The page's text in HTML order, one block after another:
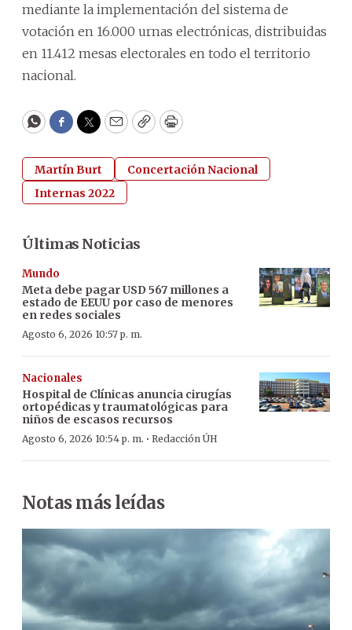
mediante la implementación del sistema de
votación en 16.000 urnas electrónicas, distribuidas
en 11.412 mesas electorales en todo el territorio
nacional.
WhatsApp
Facebook
Twitter
EmailCopyPrint
Martín Burt
Concertación Nacional
Internas 2022
Últimas Noticias
Mundo
Meta debe pagar USD 567 millones a
estado de EEUU por caso de menores
en redes sociales
Agosto 6, 2026 10:57 p. m.
Nacionales
Hospital de Clínicas anuncia cirugías
ortopédicas y traumatológicas para
niños de escasos recursos
Agosto 6, 2026 10:54 p. m. · Redacción ÚH
Notas más leídas